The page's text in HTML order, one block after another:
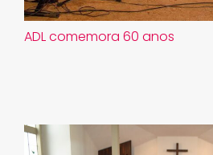
ADL comemora 60 anos